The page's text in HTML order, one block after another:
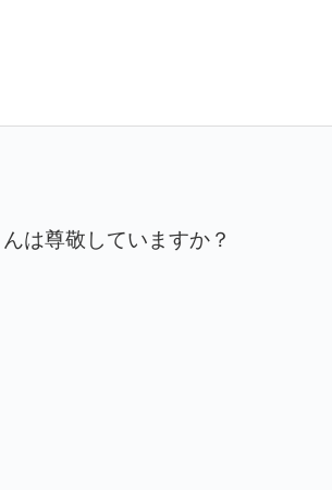
は尊敬していますか？